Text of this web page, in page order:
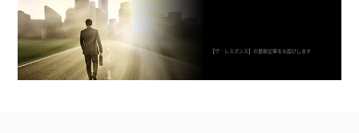
【ザ・レスポンス】の最新記事をお届けします